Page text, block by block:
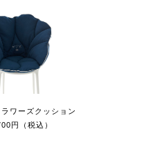
ワーズクッション
円（税込）